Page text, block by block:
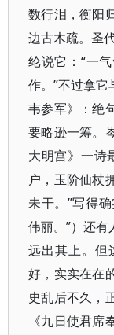
数行泪，衡阳
边古木疏。圣
纶说它：“一
作。”不过拿
韦参军》：绝
要略逊一筹。
大明宫》一诗
户，玉阶仙杖
未干。”写得
伟丽。”）还有
远出其上。但
好，实实在在
史乱后不久，
《九日使君